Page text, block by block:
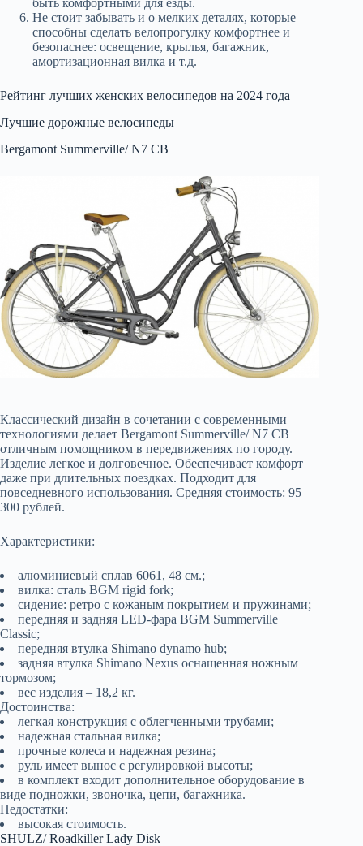
быть комфортными для езды.
Не стоит забывать и о мелких деталях, которые
способны сделать велопрогулку комфортнее и
безопаснее: освещение, крылья, багажник,
амортизационная вилка и т.д.
Рейтинг лучших женских велосипедов на 2024 года
Лучшие дорожные велосипеды
Bergamont Summerville/ N7 CB
Классический дизайн в сочетании с современными
технологиями делает Bergamont Summerville/ N7 CB
отличным помощником в передвижениях по городу.
Изделие легкое и долговечное. Обеспечивает комфорт
даже при длительных поездках. Подходит для
повседневного использования. Средняя стоимость: 95
300 рублей.
Характеристики:
алюминиевый сплав 6061, 48 см.;
вилка: сталь BGM rigid fork;
сидение: ретро с кожаным покрытием и пружинами;
передняя и задняя LED-фара BGM Summerville
Classic;
передняя втулка Shimano dynamo hub;
задняя втулка Shimano Nexus оснащенная ножным
тормозом;
вес изделия – 18,2 кг.
Достоинства:
легкая конструкция с облегченными трубами;
надежная стальная вилка;
прочные колеса и надежная резина;
руль имеет вынос с регулировкой высоты;
в комплект входит дополнительное оборудование в
виде подножки, звоночка, цепи, багажника.
Недостатки:
высокая стоимость.
SHULZ/ Roadkiller Lady Disk